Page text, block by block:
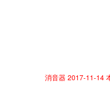
消音器 2017-11-14